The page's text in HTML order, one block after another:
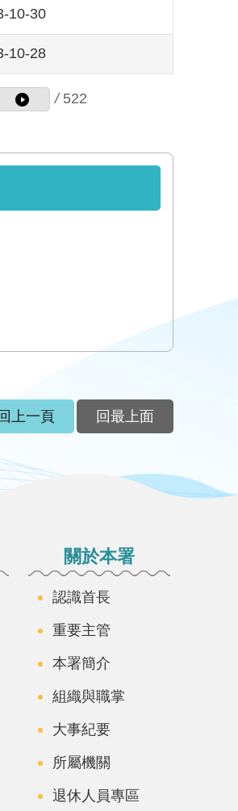
10-30
10-28
/ 522
回上一頁 回最上面
關於本署
認識首長
重要主管
本署簡介
組織與職掌
大事紀要
所屬機關
退休人員專區